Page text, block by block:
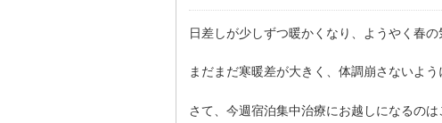
日差しが少しずつ暖かくなり、ようやく春
まだまだ寒暖差が大きく、体調崩さないよ
さて、今週宿泊集中治療にお越しになるのは